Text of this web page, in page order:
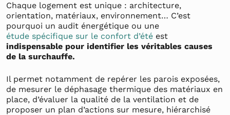
Chaque logement est unique : architecture,
orientation, matériaux, environnement… C’est
pourquoi un audit énergétique ou une
étude spécifique sur le confort d’été est
indispensable pour identifier les véritables causes
de la surchauffe.
Il permet notamment de repérer les parois exposées,
de mesurer le déphasage thermique des matériaux en
place, d’évaluer la qualité de la ventilation et de
proposer un plan d’actions sur mesure, hiérarchisé